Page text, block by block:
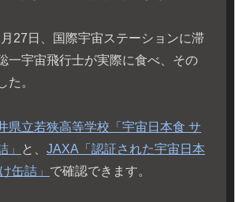
27日、国際宇宙ステーションに滞
一宇宙飛行士が実際に食べ、その
た。
県立若狭高等学校「宇宙日本食 サ
」
と、 JAXA「認証された宇宙日本
缶詰」 で確認できます。